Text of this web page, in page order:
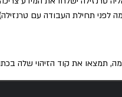
לפני תחילת העבודה עם
תמצאו את קוד הזיהוי שלה